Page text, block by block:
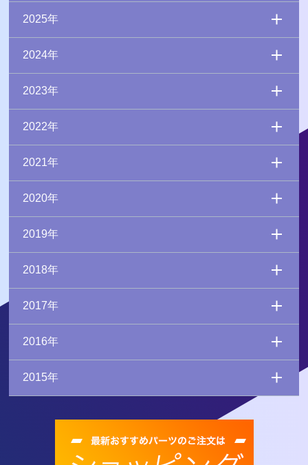
2025年
2024年
2023年
2022年
2021年
2020年
2019年
2018年
2017年
2016年
2015年